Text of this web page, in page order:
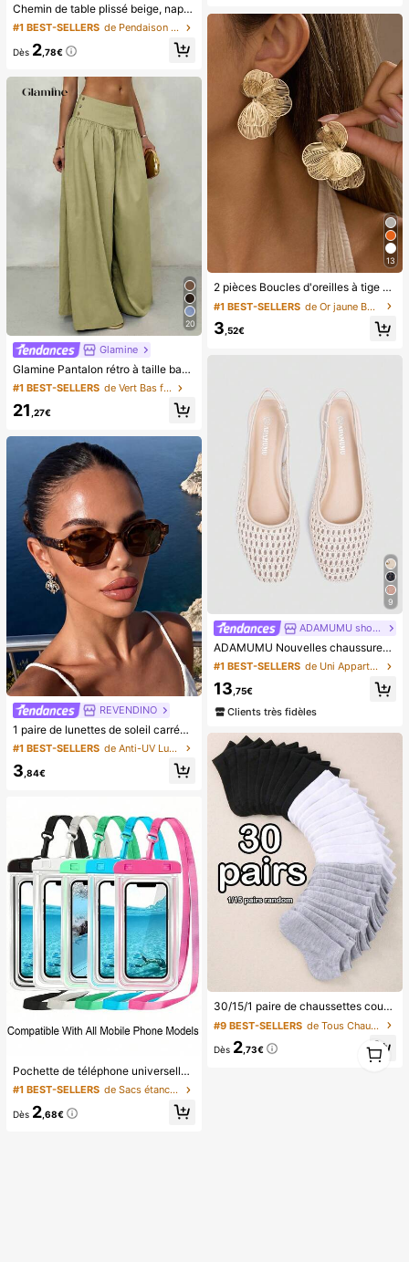
Chemin de table plissé beige, nappe beige, fournitures pour fête d'anniversaire, décorations d'anniversaire, tissu transparent marron clair pour mariage, décoration de centre de table de fête, cadeaux de mariage, chemin de table de couleur unie pour mariage rustique, bohème chic
#1 BEST-SELLERS de Pendaison de crémaillère Nappe de fête
Dès 2,78€
20
Glamine
Glamine Pantalon rétro à taille basse et jambes larges, pantalon long casual pour femmes avec design drapé amincissant
#1 BEST-SELLERS de Vert Bas femme
21 ,27€
REVENDINO
1 paire de lunettes de soleil carrées imprimé léopard marron haut de gamme pour femmes, convient pour la plage et les soirées en boîte de nuit, élégant, accessoire de plage, cadeau, chaîne, tenue élégante
#1 BEST-SELLERS de Anti-UV Lunettes et accessoires de lunettes pou
3 ,84€
Pochette de téléphone universelle imperméable, sac de téléphone imperméable - avec fonction lumineuse, sac de téléphone imperméable, étui de téléphone imperméable, compatible avec 17 16 15 14 13 Pro Max Plus Air, convient pour la natation, le rafting, la plongée, la photographie sous-marine, la plage, les sports de plein air, les voyages, les vacances, la piscine, les sports de plein air, lot de 8/5/4/3/2/1, accessoires d'été
#1 BEST-SELLERS de Sacs étanches pour téléphone portable
Dès 2,68€
13
2 pièces Boucles d'oreilles à tige style élégant chic avec fleur dorée, convient pour le quotidien, les rendez-vous, les fêtes, les festivals, les cadeaux, les banquets, assortiment de bijoux, cadeau pour elle
#1 BEST-SELLERS de Or jaune Boucles d'oreilles créoles pour femmes
3 ,52€
9
ADAMUMU shoes
ADAMUMU Nouvelles chaussures plates en raphia tressées de mode haut de gamme confortables pour femmes, mignonnes pour le port quotidien, vacances printemps/été, chic & élégant
#1 BEST-SELLERS de Uni Appartements pour femmes
13 ,75€
Clients très fidèles
30/15/1 paire de chaussettes courtes de couleur unie pour bébé et enfants, noir/gris/blanc, chaussettes de sport, de course et d'entraînement pour garçons et filles
#9 BEST-SELLERS de Tous Chaussettes pour bébés et enfants
Dès 2,73€
1